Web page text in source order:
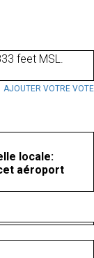
feet MSL.
AJOUTER VOTRE VOTE
locale:
aéroport